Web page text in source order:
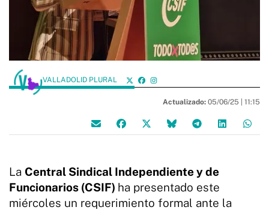
VALLADOLID PLURAL
Actualizado: 05/06/25 | 11:15
La Central Sindical Independiente y de
Funcionarios (CSIF) ha presentado este
miércoles un requerimiento formal ante la